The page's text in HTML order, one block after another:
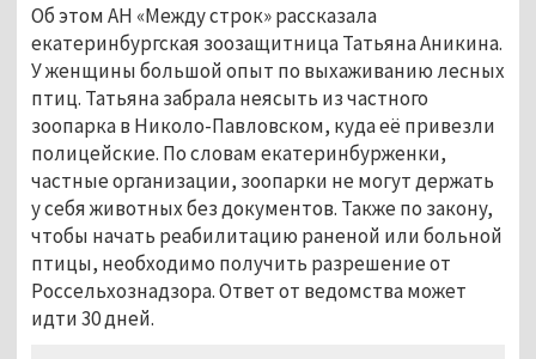
Об этом АН «Между строк» рассказала
екатеринбургская зоозащитница Татьяна Аникина.
У женщины большой опыт по выхаживанию лесных
птиц. Татьяна забрала неясыть из частного
зоопарка в Николо-Павловском, куда её привезли
полицейские. По словам екатеринбурженки,
частные организации, зоопарки не могут держать
у себя животных без документов. Также по закону,
чтобы начать реабилитацию раненой или больной
птицы, необходимо получить разрешение от
Россельхознадзора. Ответ от ведомства может
идти 30 дней.